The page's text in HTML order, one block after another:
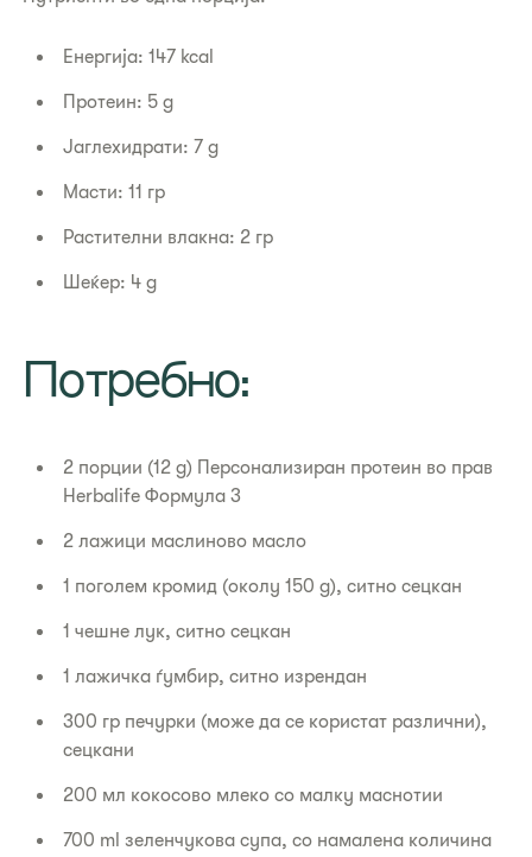
Енергија: 147 kcal
Протеин: 5 g
Јаглехидрати: 7 g
Масти: 11 гр
Растителни влакна: 2 гр
Шеќер: 4 g
Потребно:
2 порции (12 g) Персонализиран протеин во прав
Herbalife Формула 3
2 лажици маслиново масло
1 поголем кромид (околу 150 g), ситно сецкан
1 чешне лук, ситно сецкан
1 лажичка ѓумбир, ситно изрендан
300 гр печурки (може да се користат различни),
сецкани
200 мл кокосово млеко со малку маснотии
700 ml зеленчукова супа, со намалена количина